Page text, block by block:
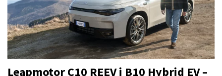
Leapmotor C10 REEV i B10 Hybrid EV –